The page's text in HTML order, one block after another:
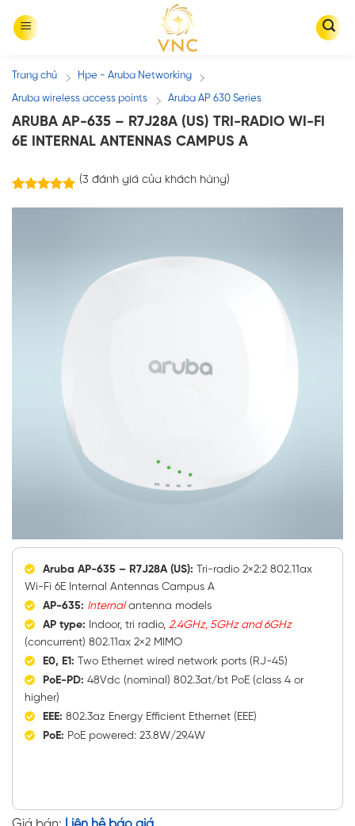
Trang chủ / Hpe - Aruba Networking /
Aruba wireless access points / Aruba AP 630 Series
ARUBA AP-635 – R7J28A (US) TRI-RADIO WI-FI
6E INTERNAL ANTENNAS CAMPUS A
(3 đánh giá của khách hàng)
Aruba AP-635 – R7J28A (US): Tri-radio 2×2:2 802.11ax
Wi-Fi 6E Internal Antennas Campus A
AP-635: Internalantenna models
AP type: Indoor, tri radio, 2.4GHz, 5GHz and 6GHz
(concurrent) 802.11ax 2×2 MIMO
E0, E1: Two Ethernet wired network ports (RJ-45)
PoE-PD: 48Vdc (nominal) 802.3at/bt PoE (class 4 or
higher)
EEE: 802.3az Energy Efficient Ethernet (EEE)
PoE: PoE powered: 23.8W/29.4W